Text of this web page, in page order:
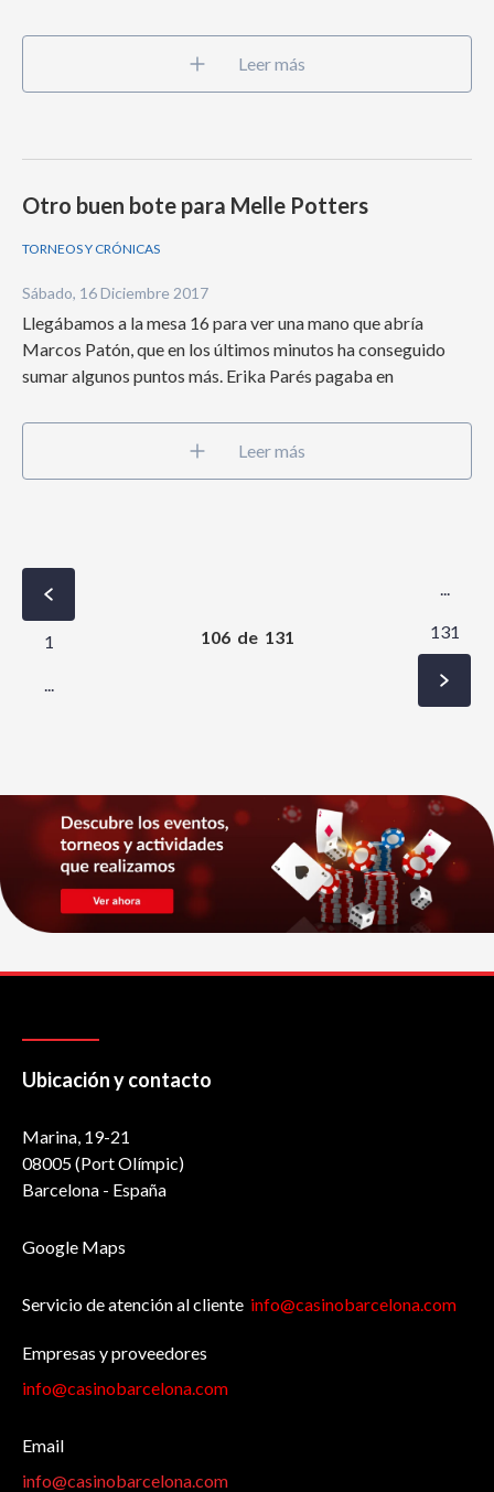
Leer más
Otro buen bote para Melle Potters
TORNEOS Y CRÓNICAS
Sábado, 16 Diciembre 2017
Llegábamos a la mesa 16 para ver una mano que abría
Marcos Patón, que en los últimos minutos ha conseguido
sumar algunos puntos más. Erika Parés pagaba en
Leer más
1
...
106 de 131
...
131
Ubicación y contacto
Marina, 19-21
08005 (Port Olímpic)
Barcelona - España
Google Maps
Servicio de atención al cliente info@casinobarcelona.com
Empresas y proveedores
info@casinobarcelona.com
Email
info@casinobarcelona.com